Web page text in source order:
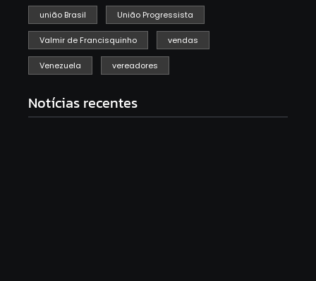
união Brasil União Progressista
Valmir de Francisquinho vendas
Venezuela vereadores
Notícias recentes